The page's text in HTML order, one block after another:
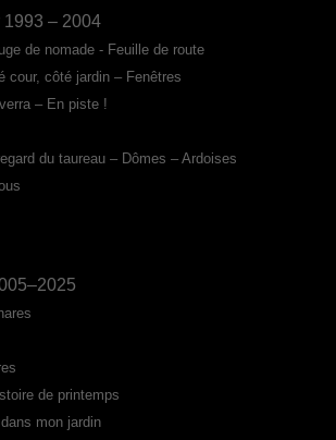
1993 – 2004
de nomade - Feuille de route
cour, côté jardin – Fenêtres
– En piste !
du taureau – Dômes – Ardoises
de printemps
mon jardin